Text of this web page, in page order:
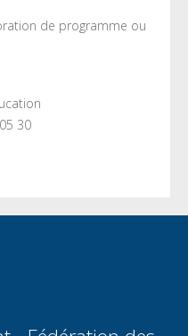
de programme ou
30